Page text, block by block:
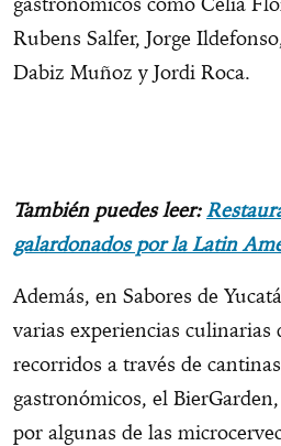
Rubens Salfer, Jorge
Dabiz Muñoz y Jordi Roca.
También puedes leer:
galardonados por la Latin
Además, en Sabores de
varias experiencias culinarias
recorridos a través de
gastronómicos, el
por algunas de las